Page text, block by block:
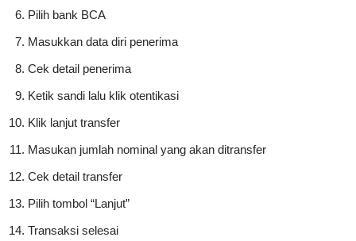
Pilih bank BCA
Masukkan data diri penerima
Cek detail penerima
Ketik sandi lalu klik otentikasi
Klik lanjut transfer
Masukan jumlah nominal yang akan ditransfer
Cek detail transfer
Pilih tombol “Lanjut”
Transaksi selesai